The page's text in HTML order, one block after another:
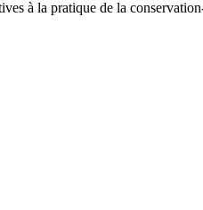
à la pratique de la